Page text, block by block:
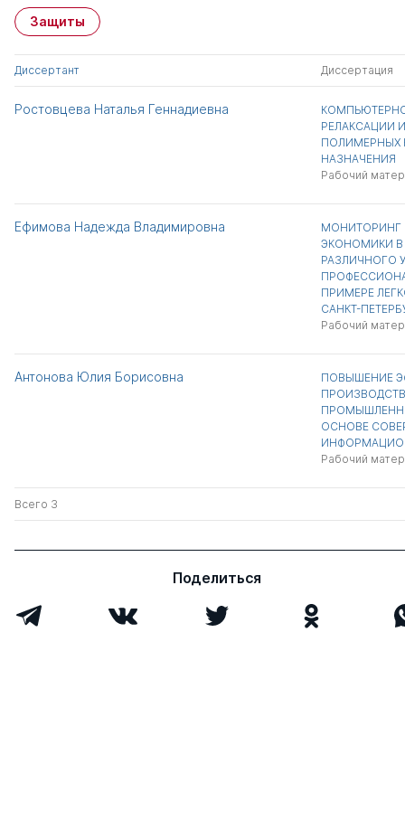
Защиты
Диссертант Диссертация
Ростовцева Наталья Геннадиевна
РЕЛАКСАЦИИ
ПОЛИМЕРНЫХ
НАЗНАЧЕНИЯ
Рабочий
Ефимова Надежда Владимировна
МОНИТОРИНГ
ЭКОНОМИКИ В
РАЗЛИЧНОГО
ПРИМЕРЕ
САНКТ-
Рабочий
Антонова Юлия Борисовна
ПОВЫШЕНИЕ
ОСНОВЕ
Рабочий
Всего 3
Поделиться